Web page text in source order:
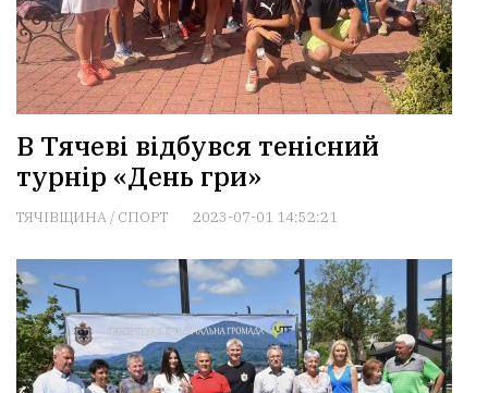
В Тячеві відбувся тенісний
турнір «День гри»
ТЯЧІВЩИНА/ СПОРТ 2023-07-01 14:52:21